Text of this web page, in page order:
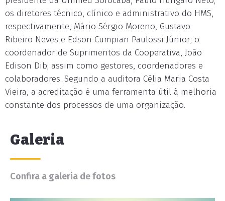
os diretores técnico, clínico e administrativo do HMS,
respectivamente, Mário Sérgio Moreno, Gustavo
Ribeiro Neves e Edson Cumpian Paulossi Júnior; o
coordenador de Suprimentos da Cooperativa, João
Edison Dib; assim como gestores, coordenadores e
colaboradores. Segundo a auditora Célia Maria Costa
Vieira, a acreditação é uma ferramenta útil à melhoria
constante dos processos de uma organização.
Galeria
Confira a galeria de fotos